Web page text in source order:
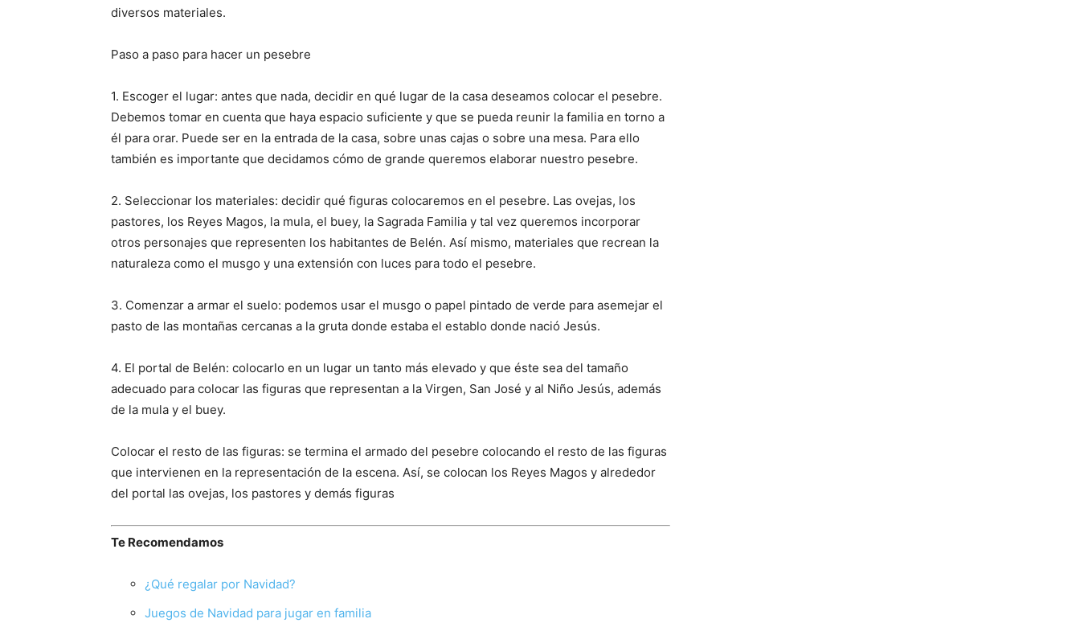
diversos materiales.
Paso a paso para hacer un pesebre
1. Escoger el lugar: antes que nada, decidir en qué lugar de la casa deseamos colocar el pesebre.
Debemos tomar en cuenta que haya espacio suficiente y que se pueda reunir la familia en torno a
él para orar. Puede ser en la entrada de la casa, sobre unas cajas o sobre una mesa. Para ello
también es importante que decidamos cómo de grande queremos elaborar nuestro pesebre.
2. Seleccionar los materiales: decidir qué figuras colocaremos en el pesebre. Las ovejas, los
pastores, los Reyes Magos, la mula, el buey, la Sagrada Familia y tal vez queremos incorporar
otros personajes que representen los habitantes de Belén. Así mismo, materiales que recrean la
naturaleza como el musgo y una extensión con luces para todo el pesebre.
3. Comenzar a armar el suelo: podemos usar el musgo o papel pintado de verde para asemejar el
pasto de las montañas cercanas a la gruta donde estaba el establo donde nació Jesús.
4. El portal de Belén: colocarlo en un lugar un tanto más elevado y que éste sea del tamaño
adecuado para colocar las figuras que representan a la Virgen, San José y al Niño Jesús, además
de la mula y el buey.
Colocar el resto de las figuras: se termina el armado del pesebre colocando el resto de las figuras
que intervienen en la representación de la escena. Así, se colocan los Reyes Magos y alrededor
del portal las ovejas, los pastores y demás figuras
Te Recomendamos
¿Qué regalar por Navidad?
Juegos de Navidad para jugar en familia